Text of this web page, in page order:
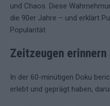
und Chaos. Diese
die 90er Jahre – und erklärt
Popularität.
Zeitzeugen erinnern
In der 60-minütigen Doku
erlebt und geprägt haben,